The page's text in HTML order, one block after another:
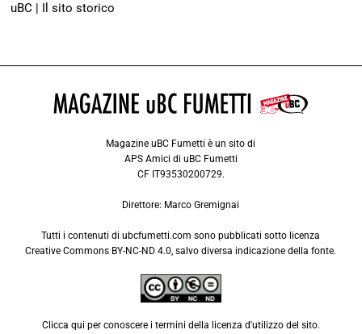
uBC | Il sito storico
Magazine uBC Fumetti è un sito di
APS Amici di uBC Fumetti
CF IT93530200729.
Direttore: Marco Gremignai
Tutti i contenuti di ubcfumetti.com sono pubblicati sotto licenza
Creative Commons BY-NC-ND 4.0, salvo diversa indicazione della fonte.
Clicca qui per conoscere i termini della licenza d'utilizzo del sito.